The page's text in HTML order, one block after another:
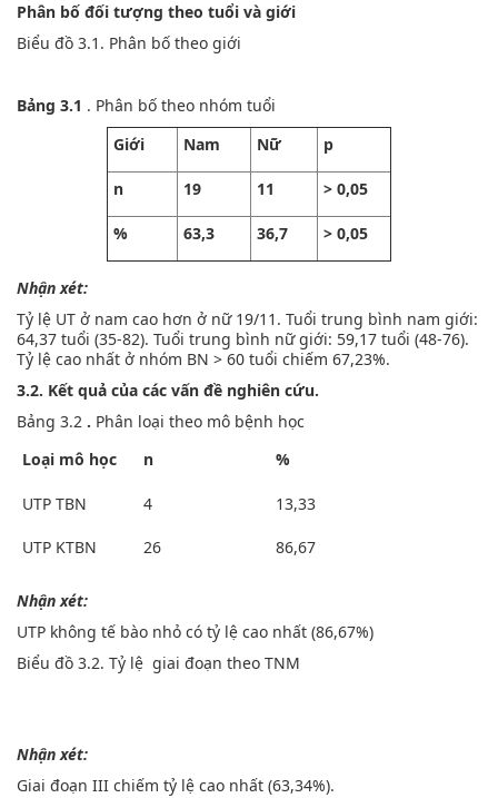
Phân bố đối tượng theo tuổi và giới
Biểu đồ 3.1. Phân bố theo giới
Bảng 3.1 . Phân bố theo nhóm tuổi
Giới
Nam Nữ p
n 19 11 > 0,05
% 63,3 36,7 > 0,05
Nhận xét:
Tỷ lệ UT ở nam cao hơn ở nữ 19/11. Tuổi trung bình nam giới:
64,37 tuổi (35-82). Tuổi trung bình nữ giới: 59,17 tuổi (48-76).
Tỷ lệ cao nhất ở nhóm BN > 60 tuổi chiếm 67,23%.
3.2. Kết quả của các vấn đề nghiên cứu.
Bảng 3.2 . Phân loại theo mô bệnh học
Loại mô học
n %
UTP TBN 4 13,33
UTP KTBN 26 86,67
Nhận xét:
UTP không tế bào nhỏ có tỷ lệ cao nhất (86,67%)
Biểu đồ 3.2. Tỷ lệ giai đoạn theo TNM
Nhận xét:
Giai đoạn III chiếm tỷ lệ cao nhất (63,34%).